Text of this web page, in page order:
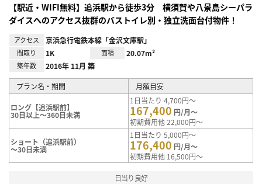
【駅近・WIFI無料】追浜駅から徒歩3分 横須賀や八景島シーパラ
ダイスへのアクセス抜群のバストイレ別・独立洗面台付物件！
アクセス 京浜急行電鉄本線「金沢文庫駅」
間取り 1K 面積 20.07m²
築年数 2016年 11月 築
プラン名・期間 月額目安
ロング【追浜駅前】
30日以上～360日未満
1日当たり 4,700円～
167,400 円/月～
初期費用他 22,000円～
ショート（追浜駅前）
～30日未満
1日当たり 5,000円～
176,400 円/月～
初期費用他 16,500円～
日当り良好